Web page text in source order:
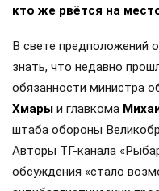
кто же рвётся на
В свете предположений
знать, что недавно
обязанности министра
Хмары и главкома
штаба обороны
Авторы ТГ-канала
обсуждения «стало